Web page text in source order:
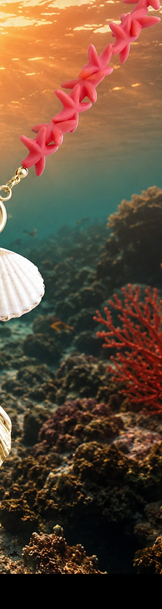
Provee una profunda
facilitar la vuelta a vidas
las emociones
arrastrados hasta el
La Obsidiana es una
protectora que forma un
negatividad, energías
Bloquea los ataques
influencias espirituales
Espiritualmente, la
propósito del alma.
energéticos y alivia la
Anima a explorar lo
nuevos horizontes.
La Obsidiana ayuda a
realmente.